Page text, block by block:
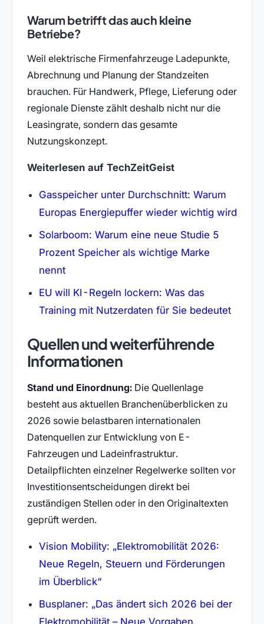
Warum betrifft das auch kleine
Betriebe?
Weil elektrische Firmenfahrzeuge Ladepunkte,
Abrechnung und Planung der Standzeiten
brauchen. Für Handwerk, Pflege, Lieferung oder
regionale Dienste zählt deshalb nicht nur die
Leasingrate, sondern das gesamte
Nutzungskonzept.
Weiterlesen auf TechZeitGeist
Gasspeicher unter Durchschnitt: Warum
Europas Energiepuffer wieder wichtig wird
Solarboom: Warum eine neue Studie 5
Prozent Speicher als wichtige Marke
nennt
EU will KI-Regeln lockern: Was das
Training mit Nutzerdaten für Sie bedeutet
Quellen und weiterführende
Informationen
Stand und Einordnung:Die Quellenlage
besteht aus aktuellen Branchenüberblicken zu
2026 sowie belastbaren internationalen
Datenquellen zur Entwicklung von E-
Fahrzeugen und Ladeinfrastruktur.
Detailpflichten einzelner Regelwerke sollten vor
Investitionsentscheidungen direkt bei
zuständigen Stellen oder in den Originaltexten
geprüft werden.
Vision Mobility: „Elektromobilität 2026:
Neue Regeln, Steuern und Förderungen
im Überblick“(öffnet in neuem Tab)
Busplaner: „Das ändert sich 2026 bei der